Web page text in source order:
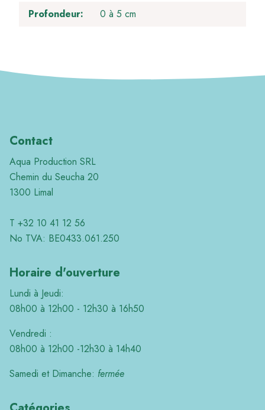
Profondeur
0 à 5 cm
Contact
Aqua Production SRL
Chemin du Seucha 20
1300 Limal
T +32 10 41 12 56
No TVA: BE0433.061.250
Horaire d'ouverture
Lundi à Jeudi:
08h00 à 12h00 - 12h30 à 16h50
Vendredi :
08h00 à 12h00 -12h30 à 14h40
Samedi et Dimanche: fermée